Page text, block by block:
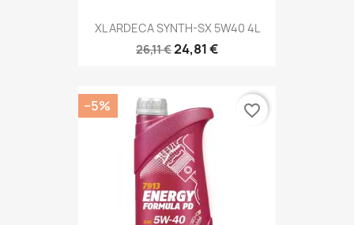
XL ARDECA SYNTH-SX 5W40 4L
26,11 €24,81 €
−5% favorite_border